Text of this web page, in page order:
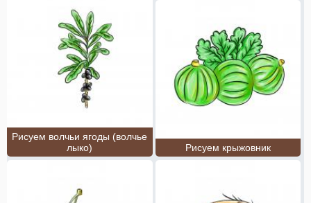
Рисуем волчьи ягоды (волчье
лыко)
Рисуем крыжовник